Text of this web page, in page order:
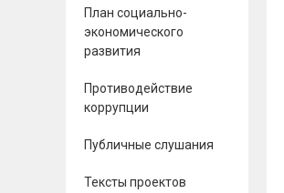
План социально-
экономического
развития
Противодействие
коррупции
Публичные слушания
Тексты проектов